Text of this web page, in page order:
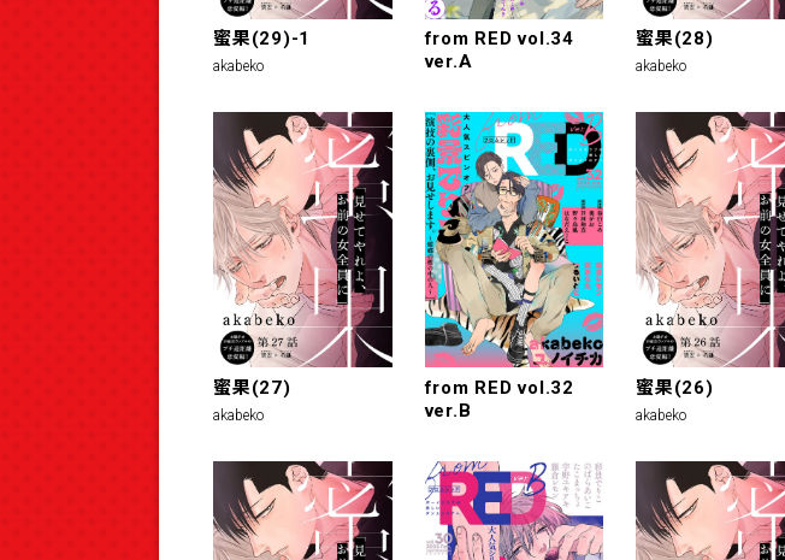
蜜果(29)-1
akabeko
from RED vol.34
ver.A
蜜果(28)
akabeko
蜜果(27)
akabeko
from RED vol.32
ver.B
蜜果(26)
akabeko